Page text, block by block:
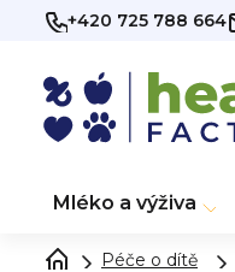
Přejít
+420 725 788 664
Mléko a výživa
Péče o dítě